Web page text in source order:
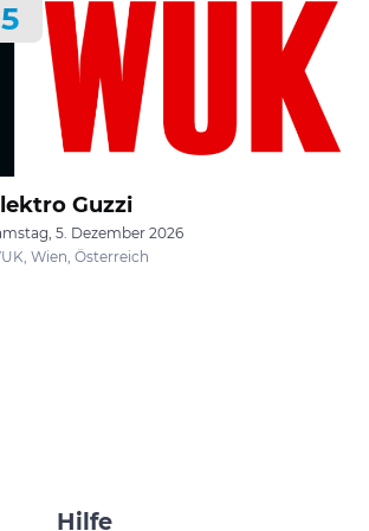
5
Guzzi
5. Dezember 2026
Wien, Österreich
Hilfe